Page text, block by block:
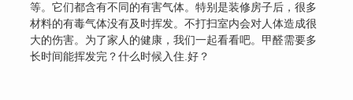
等。它们都含有不同的有害气体。特别是装修房子后，很多
材料的有毒气体没有及时挥发。不打扫室内会对人体造成很
大的伤害。为了家人的健康，我们一起看看吧。甲醛需要多
长时间能挥发完？什么时候入住.好？